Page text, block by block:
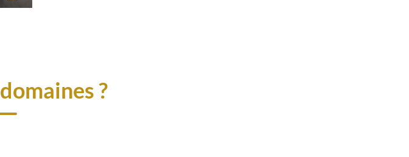
domaines ?